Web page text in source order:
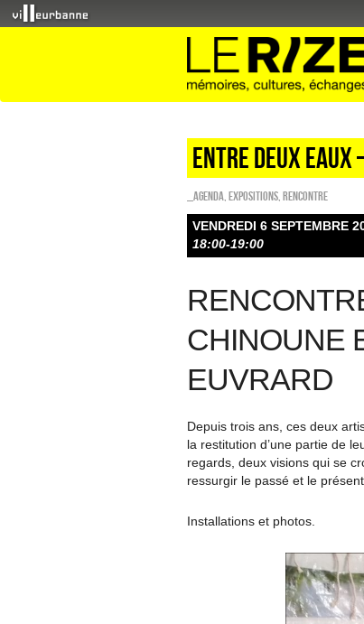
Entre deux
_Agenda EXPOSITIONS Rencontre
VENDREDI 6 SEPTEMBRE
18:00-19:00
CHINOUNE
EUVRARD
Depuis trois ans, ces deux
la restitution d’une partie de
regards, deux visions qui se
ressurgir le passé et le
Installations et photos.